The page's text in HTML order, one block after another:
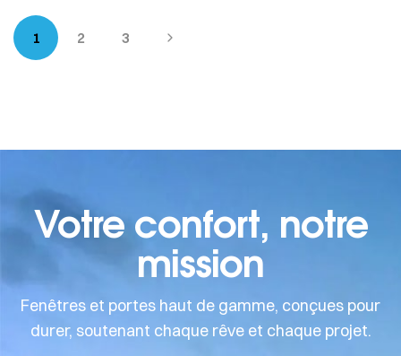
élément qui participe à l’identité de la façade et au
caractère du logement. Chez SwissRo, […]
1 2 3
Votre confort, notre
mission
Fenêtres et portes haut de gamme, conçues pour
durer, soutenant chaque rêve et chaque projet.